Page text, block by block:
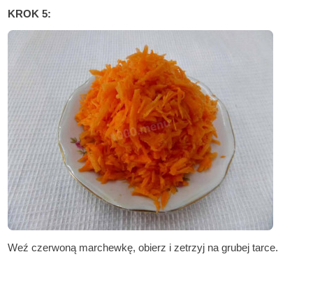
KROK 5:
Weź czerwoną marchewkę, obierz i zetrzyj na grubej tarce.